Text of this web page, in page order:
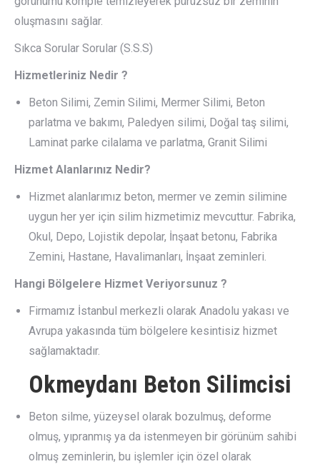
oluşmasını sağlar.
Sıkca Sorular Sorular (S.S.S)
Hizmetleriniz Nedir ?
Beton Silimi, Zemin Silimi, Mermer Silimi, Beton
parlatma ve bakımı, Paledyen silimi, Doğal taş silimi,
Laminat parke cilalama ve parlatma, Granit Silimi
Hizmet Alanlarınız Nedir?
Hizmet alanlarımız beton, mermer ve zemin silimine
uygun her yer için silim hizmetimiz mevcuttur. Fabrika,
Okul, Depo, Lojistik depolar, İnşaat betonu, Fabrika
Zemini, Hastane, Havalimanları, İnşaat zeminleri.
Hangi Bölgelere Hizmet Veriyorsunuz ?
Firmamız İstanbul merkezli olarak Anadolu yakası ve
Avrupa yakasında tüm bölgelere kesintisiz hizmet
sağlamaktadır.
Okmeydanı Beton Silimcisi
Beton silme, yüzeysel olarak bozulmuş, deforme
olmuş, yıpranmış ya da istenmeyen bir görünüm sahibi
olmuş zeminlerin, bu işlemler için özel olarak